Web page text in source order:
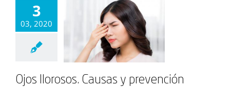
3
03, 2020
Ojos llorosos. Causas y prevención